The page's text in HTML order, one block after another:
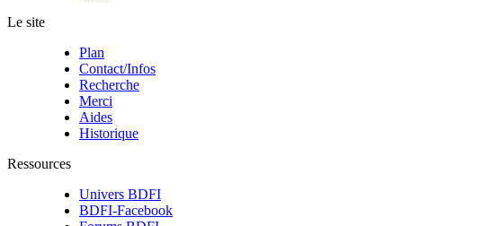
Le site
Plan
Contact/Infos
Recherche
Merci
Aides
Historique
Ressources
Univers BDFI
BDFI-Facebook